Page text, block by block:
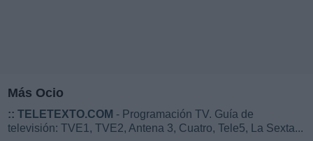
Más Ocio
:: TELETEXTO.COM - Programación TV. Guía de
televisión: TVE1, TVE2, Antena 3, Cuatro, Tele5, La Sexta...